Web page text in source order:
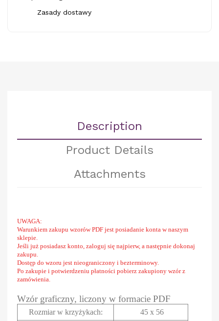
Zasady dostawy
Description
Product Details
Attachments
UWAGA:
Warunkiem zakupu wzorów PDF jest posiadanie konta w naszym
sklepie.
Jeśli już posiadasz konto, zaloguj się najpierw, a następnie dokonaj
zakupu.
Dostęp do wzoru jest nieograniczony i bezterminowy.
Po zakupie i potwierdzeniu płatności pobierz zakupiony wzór z
zamówienia.
Wzór graficzny, liczony w formacie PDF
Rozmiar w krzyżykach:
45 x 56